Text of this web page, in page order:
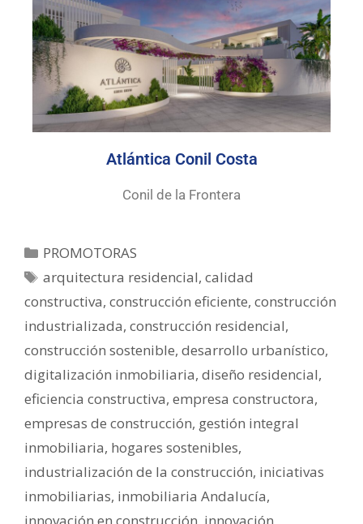
Atlántica Conil Costa
Conil de la Frontera
PROMOTORAS
arquitectura residencial,calidad
constructiva, construcción eficiente, construcción
industrializada, construcción residencial,
construcción sostenible, desarrollo urbanístico,
digitalización inmobiliaria, diseño residencial,
eficiencia constructiva, empresa constructora,
empresas de construcción, gestión integral
inmobiliaria, hogares sostenibles,
industrialización de la construcción, iniciativas
inmobiliarias, inmobiliaria Andalucía,